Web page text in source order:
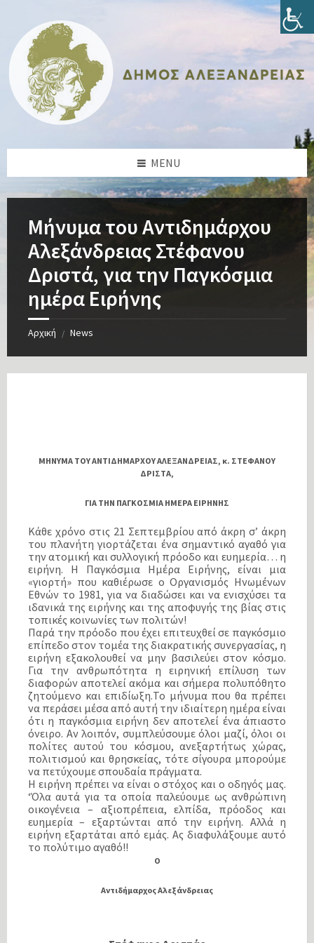
content
sidebar
sidebar
footer
MENU
Μήνυμα του Αντιδημάρχου
Αλεξάνδρειας Στέφανου
Δριστά, για την Παγκόσμια
ημέρα Ειρήνης
Αρχική / News
ΜΗΝΥΜΑ ΤΟΥ ΑΝΤΙΔΗΜΑΡΧΟΥ ΑΛΕΞΑΝΔΡΕΙΑΣ, κ. ΣΤΕΦΑΝΟΥ
ΔΡΙΣΤΑ,
ΓΙΑ ΤΗΝ ΠΑΓΚΟΣΜΙΑ ΗΜΕΡΑ ΕΙΡΗΝΗΣ
Κάθε χρόνο στις 21 Σεπτεμβρίου από άκρη σ’ άκρη
του πλανήτη γιορτάζεται ένα σημαντικό αγαθό για
την ατομική και συλλογική πρόοδο και ευημερία… η
ειρήνη. Η Παγκόσμια Ημέρα Ειρήνης, είναι μια
«γιορτή» που καθιέρωσε ο Οργανισμός Ηνωμένων
Εθνών το 1981, για να διαδώσει και να ενισχύσει τα
ιδανικά της ειρήνης και της αποφυγής της βίας στις
τοπικές κοινωνίες των πολιτών!
Παρά την πρόοδο που έχει επιτευχθεί σε παγκόσμιο
επίπεδο στον τομέα της διακρατικής συνεργασίας, η
ειρήνη εξακολουθεί να μην βασιλεύει στον κόσμο.
Για την ανθρωπότητα η ειρηνική επίλυση των
διαφορών αποτελεί ακόμα και σήμερα πολυπόθητο
ζητούμενο και επιδίωξη.Το μήνυμα που θα πρέπει
να περάσει μέσα από αυτή την ιδιαίτερη ημέρα είναι
ότι η παγκόσμια ειρήνη δεν αποτελεί ένα άπιαστο
όνειρο. Αν λοιπόν, συμπλεύσουμε όλοι μαζί, όλοι οι
πολίτες αυτού του κόσμου, ανεξαρτήτως χώρας,
πολιτισμού και θρησκείας, τότε σίγουρα μπορούμε
να πετύχουμε σπουδαία πράγματα.
Η ειρήνη πρέπει να είναι ο στόχος και ο οδηγός μας.
‘Όλα αυτά για τα οποία παλεύουμε ως ανθρώπινη
οικογένεια – αξιοπρέπεια, ελπίδα, πρόοδος και
ευημερία – εξαρτώνται από την ειρήνη. Αλλά η
ειρήνη εξαρτάται από εμάς. Ας διαφυλάξουμε αυτό
το πολύτιμο αγαθό!!
Ο
Αντιδήμαρχος Αλεξάνδρειας